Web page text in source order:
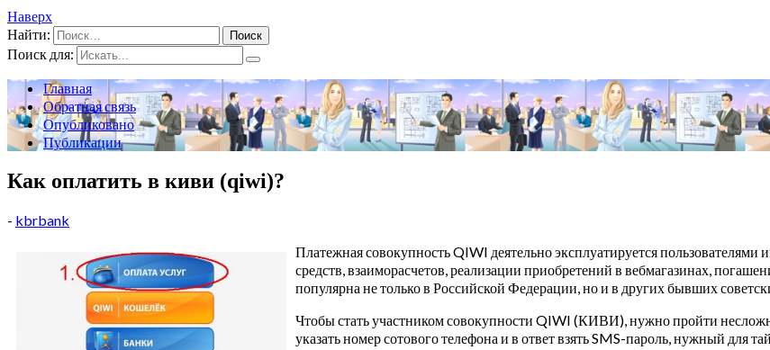
Наверх
Найти:
Поиск для:
Главная
Обратная связь
Опубликовано
Публикации
Как оплатить в киви (qiwi)?
- kbrbank
Платежная совокупность QIWI деятельно эксплуатируется
средств, взаиморасчетов, реализации приобретений в вебмагазинах,
популярна не только в Российской Федерации, но и в других бывших
Чтобы стать участником совокупности QIWI (КИВИ), нужно пройти
указать номер сотового телефона и в ответ взять SMS-пароль, нужный для